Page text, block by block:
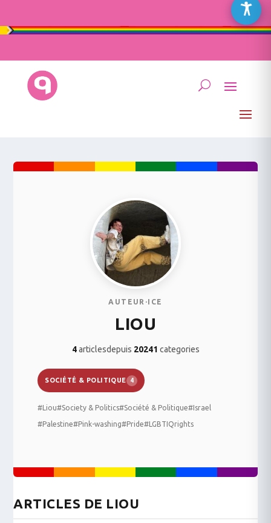
AUTEUR·ICE
LIOU
4articlesdepuis 20241 categories
SOCIÉTÉ & POLITIQUE 4
#Liou#Society & Politics#Société & Politique#Israel
#Palestine#Pink-washing#Pride#LGBTIQrights
ARTICLES DE LIOU